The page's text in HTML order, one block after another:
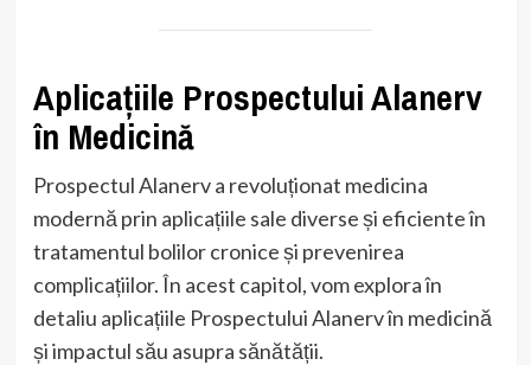
Aplicațiile Prospectului Alanerv
în Medicină
Prospectul Alanerv a revoluționat medicina
modernă prin aplicațiile sale diverse și eficiente în
tratamentul bolilor cronice și prevenirea
complicațiilor. În acest capitol, vom explora în
detaliu aplicațiile Prospectului Alanerv în medicină
și impactul său asupra sănătății.